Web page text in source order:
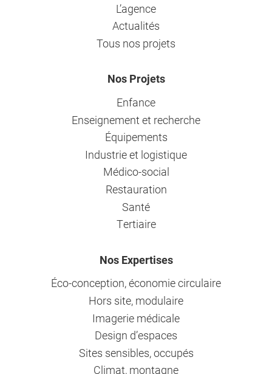
L’agence
Actualités
Tous nos projets
Nos Projets
Enfance
Enseignement et recherche
Équipements
Industrie et logistique
Médico-social
Restauration
Santé
Tertiaire
Nos Expertises
Éco-conception, économie circulaire
Hors site, modulaire
Imagerie médicale
Design d’espaces
Sites sensibles, occupés
Climat, montagne